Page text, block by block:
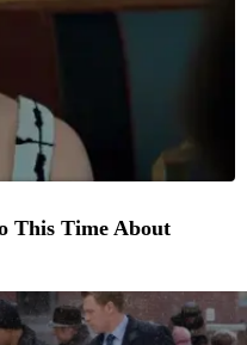
This Time About